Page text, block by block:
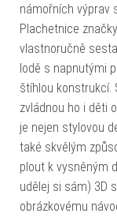
námořních výprav
Plachetnice
vlastnoručně
lodě s napnutými
štíhlou konstrukcí.
zvládnou ho i děti
je nejen stylovou
také skvělým
plout k vysněným
udělej si sám) 3D
obrázkovému